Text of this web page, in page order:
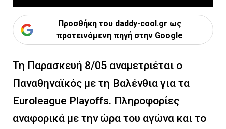
Προσθήκη του daddy-cool.gr ως
προτεινόμενη πηγή στην Google
Τη Παρασκευή 8/05 αναμετριέται ο
Παναθηναϊκός με τη Βαλένθια για τα
Euroleague Playoffs. Πληροφορίες
αναφορικά με την ώρα του αγώνα και το